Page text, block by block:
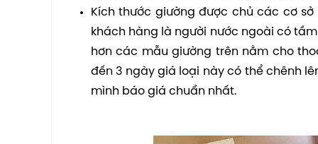
Kích thước giường được chủ các cơ
khách hàng là người nước ngoài có
hơn các mẫu giường trên nằm cho
đến 3 ngày giá loại này có thể chênh
mình báo giá chuẩn nhất.